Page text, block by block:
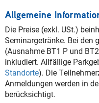
Allgemeine
Die Preise (exkl. USt.)
Seminargetränke. Bei den
(Ausnahme BT1 P und
inkludiert. Allfällige
Standorte). Die
Anmeldungen werden in
berücksichtigt.